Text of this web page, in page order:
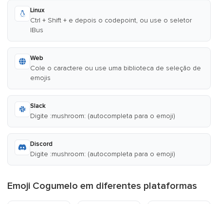
Linux
Ctrl + Shift + e depois o codepoint, ou use o seletor
IBus
Web
Cole o caractere ou use uma biblioteca de seleção de
emojis
Slack
Digite :mushroom: (autocompleta para o emoji)
Discord
Digite :mushroom: (autocompleta para o emoji)
Emoji Cogumelo em diferentes plataformas